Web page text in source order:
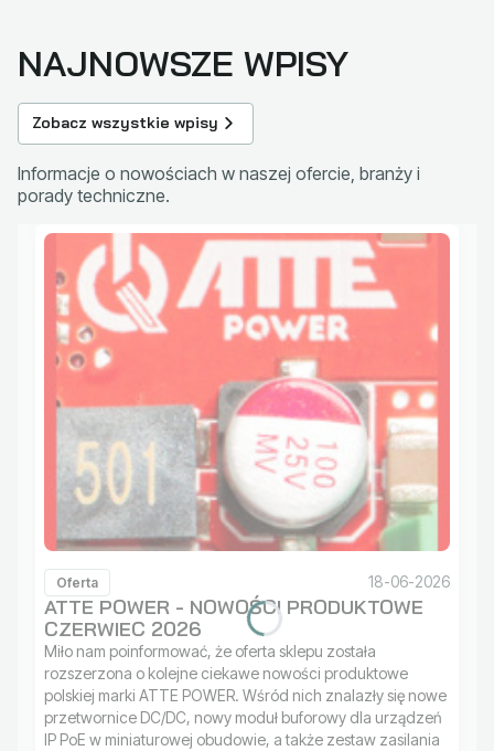
NAJNOWSZE WPISY
Zobacz wszystkie wpisy
Informacje o nowościach w naszej ofercie, branży i
porady techniczne.
Oferta 18-06-2026
ATTE POWER - NOWOŚCI PRODUKTOWE
CZERWIEC 2026
Miło nam poinformować, że oferta sklepu została
rozszerzona o kolejne ciekawe nowości produktowe
polskiej marki ATTE POWER. Wśród nich znalazły się nowe
przetwornice DC/DC, nowy moduł buforowy dla urządzeń
IP PoE w miniaturowej obudowie, a także zestaw zasilania